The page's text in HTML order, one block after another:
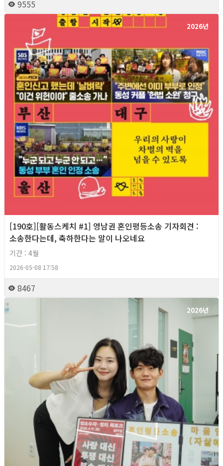
9555
2026년
[190호][활동스케치 #1] 영남권 혼인평등소송 기자회견​ :
소송한다는데, 축하한다는 말이 나오네요
기간 : 4월
2026-05-08 17:58
8467
2026년